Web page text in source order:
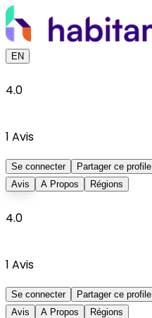
EN
4.0
1 Avis
Se connecter
Partager ce profile
Avis
A Propos Régions
4.0
1 Avis
Se connecter
Partager ce profile
Avis
A Propos Régions